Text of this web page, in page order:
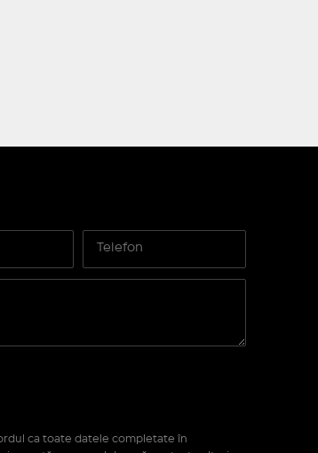
ca toate datele completate în